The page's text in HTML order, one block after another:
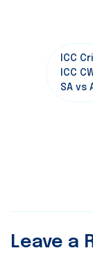
ICC
ICC
SA vs
Leave a